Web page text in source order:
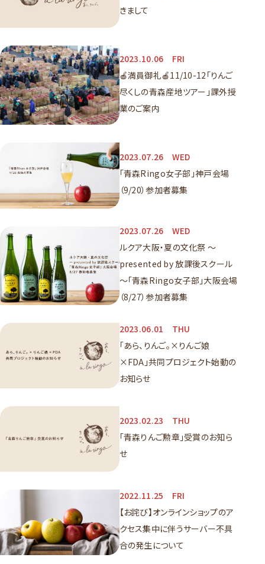
きまして
2023.10.06
FRI
🍎満員御礼🍎11/10-12「りんご
尽くしの青森産地ツアー」課外授
業のご案内
2023.07.26
WED
「青森Ringo女子部」神戸会場
（9/20）参加者募集
2023.07.26
WED
ルクア大阪・夏の文化祭 ～
presented by 放課後スクール
～「青森Ringo女子部」大阪会場
（8/27）参加者募集
2023.06.01
THU
「あら、りんご。×りんご娘
×FDA」共同プロジェクト始動の
お知らせ
2023.02.23
THU
「青森りんご勲章」受賞のお知ら
せ
2022.11.25
FRI
【お詫び】オンラインショップのア
クセス集中に伴うサーバー不具
合の発生について